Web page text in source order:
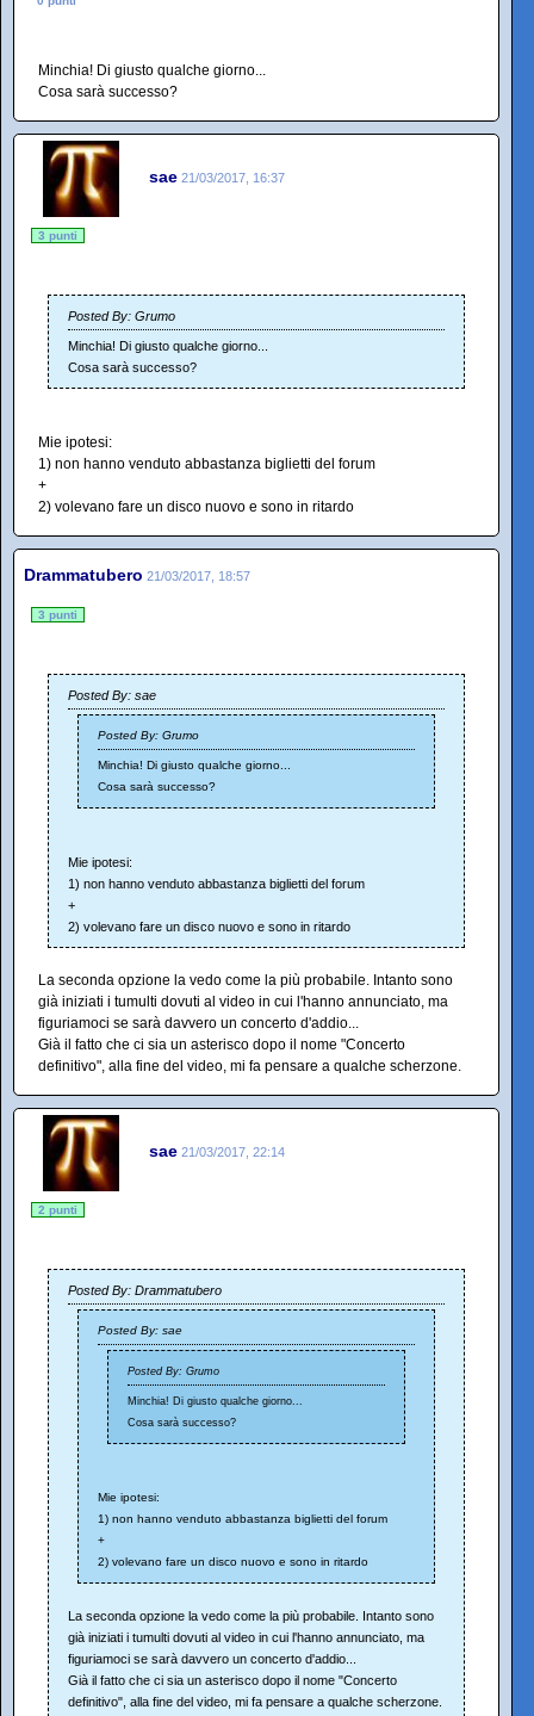
Minchia! Di giusto qualche giorno...
Cosa sarà successo?
sae 21/03/2017, 16:37
3 punti
Posted By: Grumo
Minchia! Di giusto qualche giorno...
Cosa sarà successo?
Mie ipotesi:
1) non hanno venduto abbastanza biglietti del forum
+
2) volevano fare un disco nuovo e sono in ritardo
Drammatubero 21/03/2017, 18:57
3 punti
Posted By: sae
Posted By: Grumo
Minchia! Di giusto qualche giorno...
Cosa sarà successo?
Mie ipotesi:
1) non hanno venduto abbastanza biglietti del forum
+
2) volevano fare un disco nuovo e sono in ritardo
La seconda opzione la vedo come la più probabile. Intanto sono
già iniziati i tumulti dovuti al video in cui l'hanno annunciato, ma
figuriamoci se sarà davvero un concerto d'addio...
Già il fatto che ci sia un asterisco dopo il nome "Concerto
definitivo", alla fine del video, mi fa pensare a qualche scherzone.
sae 21/03/2017, 22:14
2 punti
Posted By: Drammatubero
Posted By: sae
Posted By: Grumo
Minchia! Di giusto qualche giorno...
Cosa sarà successo?
Mie ipotesi:
1) non hanno venduto abbastanza biglietti del forum
+
2) volevano fare un disco nuovo e sono in ritardo
La seconda opzione la vedo come la più probabile. Intanto sono
già iniziati i tumulti dovuti al video in cui l'hanno annunciato, ma
figuriamoci se sarà davvero un concerto d'addio...
Già il fatto che ci sia un asterisco dopo il nome "Concerto
definitivo", alla fine del video, mi fa pensare a qualche scherzone.